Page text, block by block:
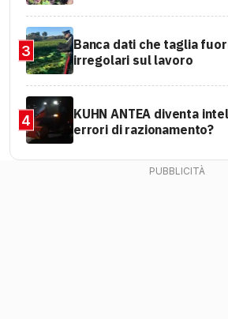
3
Banca dati che taglia
irregolari sul lavoro
4
KUHN ANTEA diventa
errori di razionamento?